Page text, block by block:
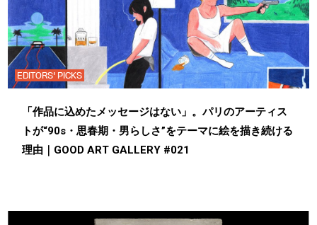
EDITORS' PICKS
「作品に込めたメッセージはない」。パリのアーティス
トが“90s・思春期・男らしさ”をテーマに絵を描き続ける
理由｜GOOD ART GALLERY #021